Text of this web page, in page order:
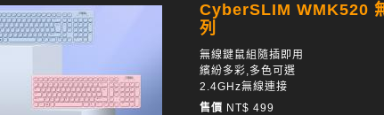
CyberSLIM WMK520
列
無線鍵鼠組隨插即用
繽紛多彩,多色可選
2.4GHz無線連接
售價 NT$ 499